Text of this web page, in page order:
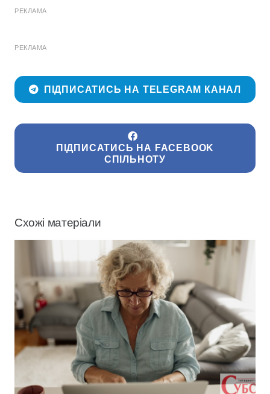
РЕКЛАМА
РЕКЛАМА
ПІДПИСАТИСЬ НА TELEGRAM КАНАЛ
ПІДПИСАТИСЬ НА FACEBOOK
СПІЛЬНОТУ
Схожі матеріали